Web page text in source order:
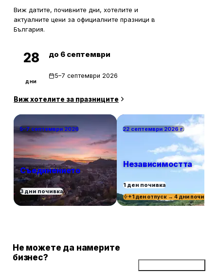
Виж датите, почивните дни, хотелите и
актуалните цени за официалните празници в
България.
28
дни
до 6 септември
5–7 септември 2026
Виж хотелите за празниците
5–7 септември 2026
Съединението
3 дни почивка
22 септември 2026 г.
Независимостта
1 ден почивка
+1 ден отпуск → 4 дни почивка
Не можете да намерите
бизнес?